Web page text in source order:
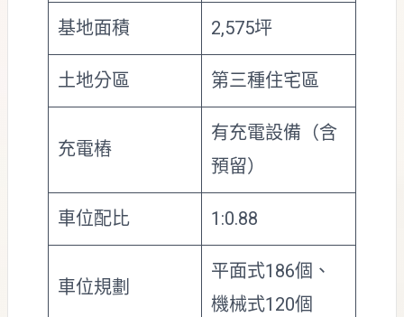
基地面積 2,575坪
土地分區 第三種住宅區
充電樁
有充電設備（含
預留）
車位配比 1:0.88
車位規劃
平面式186個、
機械式120個